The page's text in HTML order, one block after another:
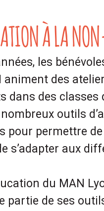
À LA
les
animent des
dans des classes
outils
pour permettre
s’adapter aux
du MAN
partie de ses